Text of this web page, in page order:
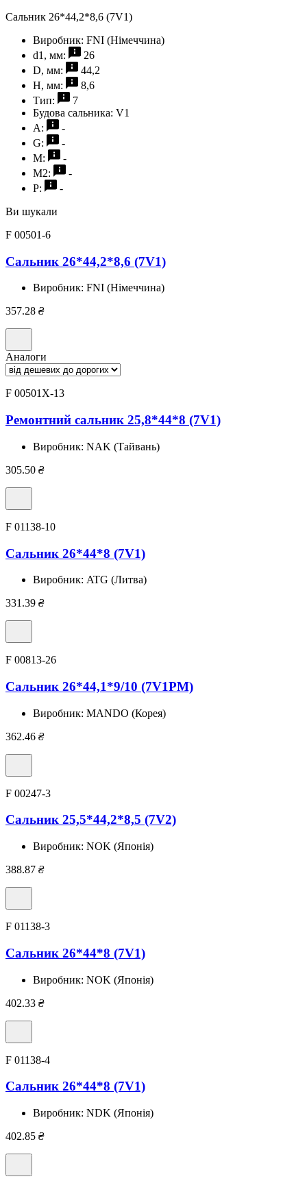
Сальник 26*44,2*8,6 (7V1)
Виробник: FNI (Німеччина)
d1, мм:
26
D, мм:
44,2
H, мм:
8,6
Тип:
7
Будова сальника: V1
A:
-
G:
-
M:
-
M2:
-
P:
-
Ви шукали
F 00501-6
Сальник 26*44,2*8,6 (7V1)
Виробник: FNI (Німеччина)
357.28 ₴
Аналоги
F 00501X-13
Ремонтний сальник 25,8*44*8 (7V1)
Виробник: NAK (Тайвань)
305.50 ₴
F 01138-10
Сальник 26*44*8 (7V1)
Виробник: ATG (Литва)
331.39 ₴
F 00813-26
Сальник 26*44,1*9/10 (7V1PM)
Виробник: MANDO (Корея)
362.46 ₴
F 00247-3
Сальник 25,5*44,2*8,5 (7V2)
Виробник: NOK (Японія)
388.87 ₴
F 01138-3
Сальник 26*44*8 (7V1)
Виробник: NOK (Японія)
402.33 ₴
F 01138-4
Сальник 26*44*8 (7V1)
Виробник: NDK (Японія)
402.85 ₴